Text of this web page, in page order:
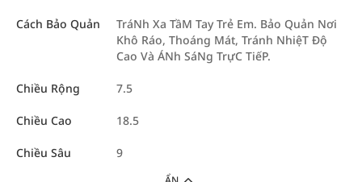
Cách Bảo Quản
TráNh Xa TầM Tay Trẻ Em. Bảo Quản Nơi
Khô Ráo, Thoáng Mát, Tránh NhiệT Độ
Cao Và ÁNh SáNg TrựC TiếP.
Chiều Rộng 7.5
Chiều Cao 18.5
Chiều Sâu 9